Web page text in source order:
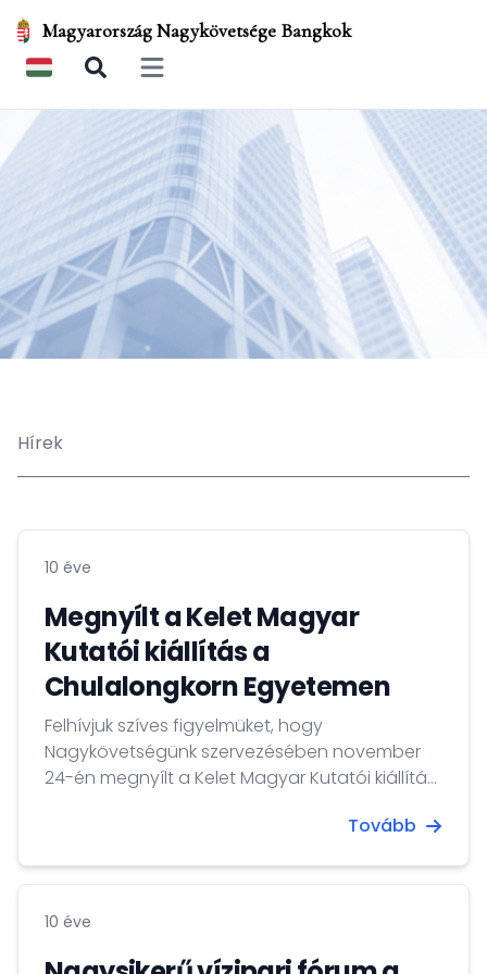
Magyarország Nagykövetsége Bangkok
Open main menu
Hírek
10 éve
Megnyílt a Kelet Magyar
Kutatói kiállítás a
Chulalongkorn Egyetemen
Felhívjuk szíves figyelmüket, hogy
Nagykövetségünk szervezésében november
24-én megnyílt a Kelet Magyar Kutatói kiállítás
Külgazdasági és Külügyminisztérium és a
kiállítás a Kelet leghíresebb magyar kutatóinak
Tovább
10 éve